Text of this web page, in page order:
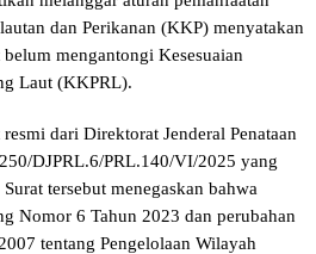
dan Perikanan (KKP) menyatakan
belum mengantongi Kesesuaian
Laut (KKPRL).
dari Direktorat Jenderal Penataan
DJPRL.6/PRL.140/VI/2025 yang
tersebut menegaskan bahwa
Nomor 6 Tahun 2023 dan perubahan
tentang Pengelolaan Wilayah